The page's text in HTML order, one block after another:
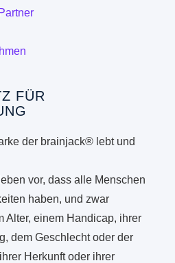
FÜR
der brainjack® lebt und
vor, dass alle Menschen
haben, und zwar
Alter, einem Handicap, ihrer
dem Geschlecht oder der
Herkunft oder ihrer